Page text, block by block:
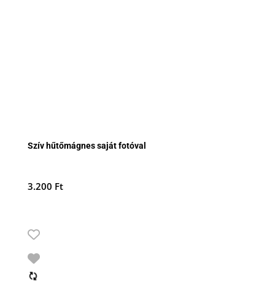
Szív hűtőmágnes saját fotóval
3.200 Ft